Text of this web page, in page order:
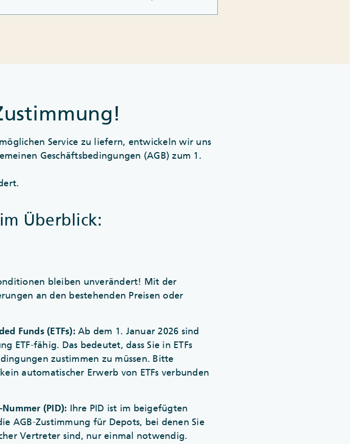
Service zu liefern, entwickeln wir uns
Geschäftsbedingungen (AGB) zum 1.
Überblick:
bleiben unverändert! Mit der
an den bestehenden Preisen oder
Funds (ETFs): Ab dem 1. Januar 2026 sind
ETF-fähig. Das bedeutet, dass Sie in ETFs
zustimmen zu müssen. Bitte
automatischer Erwerb von ETFs verbunden
(PID): Ihre PID ist im beigefügten
AGB-Zustimmung für Depots, bei denen Sie
Vertreter sind, nur einmal notwendig.